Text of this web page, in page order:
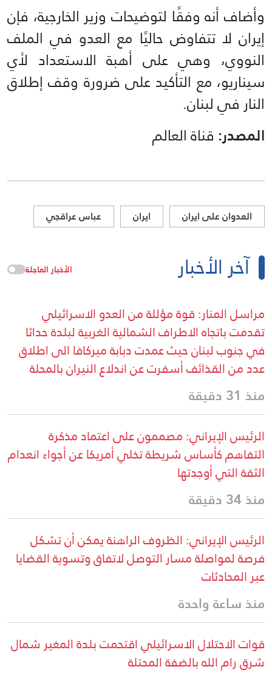
وأضاف أنه وفقًا لتوضيحات وزير الخارجية، فإن
إيران لا تتفاوض حاليًا مع العدو في الملف
النووي، وهي على أهبة الاستعداد لأي
سيناريو، مع التأكيد على ضرورة وقف إطلاق
النار في لبنان.
المصدر: قناة العالم
العدوان على ايران ايران عباس عراقجي
آخر الأخبار الأخبار العاجلة
مراسل المنار: قوة مؤللة من العدو الاسرائيلي
تقدمت باتجاه الاطراف الشمالية الغربية لبلدة حداثا
في جنوب لبنان حيث عمدت دبابة ميركافا الى اطلاق
عدد من القذائف أسفرت عن اندلاع النيران بالمحلة
منذ 31 دقيقة
الرئيس الإيراني: مصممون على اعتماد مذكرة
التفاهم كأساس شريطة تخلي أمريكا عن أجواء انعدام
الثقة التي أوجدتها
منذ 34 دقيقة
الرئيس الإيراني: الظروف الراهنة يمكن أن تشكل
فرصة لمواصلة مسار التوصل لاتفاق وتسوية القضايا
عبر المحادثات
منذ ساعة واحدة
قوات الاحتلال الاسرائيلي اقتحمت بلدة المغير شمال
شرق رام الله بالضفة المحتلة